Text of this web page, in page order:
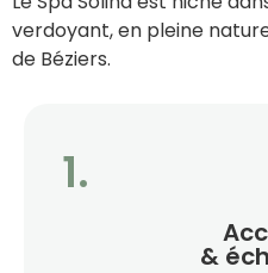
verdoyant, en pleine
de Béziers.
1.
&